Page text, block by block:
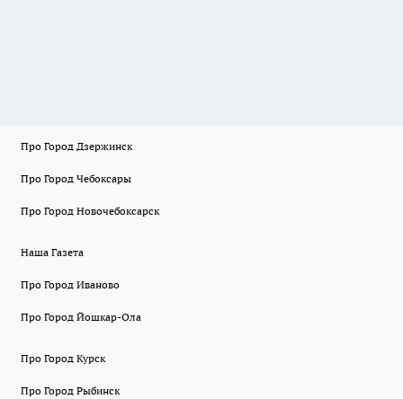
Про Город Дзержинск
Про Город Чебоксары
Про Город Новочебоксарск
Наша Газета
Про Город Иваново
Про Город Йошкар-Ола
Про Город Курск
Про Город Рыбинск